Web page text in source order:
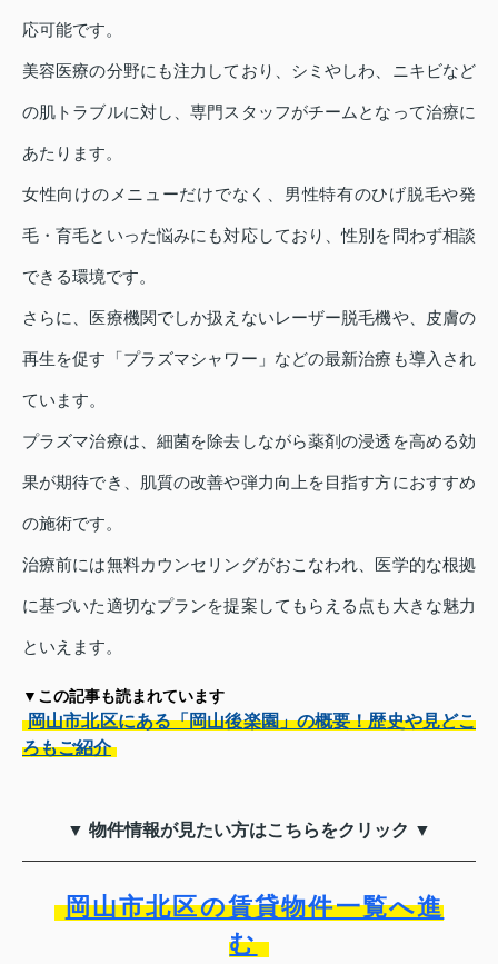
応可能です。
美容医療の分野にも注力しており、シミやしわ、ニキビなど
の肌トラブルに対し、専門スタッフがチームとなって治療に
あたります。
女性向けのメニューだけでなく、男性特有のひげ脱毛や発
毛・育毛といった悩みにも対応しており、性別を問わず相談
できる環境です。
さらに、医療機関でしか扱えないレーザー脱毛機や、皮膚の
再生を促す「プラズマシャワー」などの最新治療も導入され
ています。
プラズマ治療は、細菌を除去しながら薬剤の浸透を高める効
果が期待でき、肌質の改善や弾力向上を目指す方におすすめ
の施術です。
治療前には無料カウンセリングがおこなわれ、医学的な根拠
に基づいた適切なプランを提案してもらえる点も大きな魅力
といえます。
▼この記事も読まれています
岡山市北区にある「岡山後楽園」の概要！歴史や見どこ
ろもご紹介
▼ 物件情報が見たい方はこちらをクリック ▼
岡山市北区の賃貸物件一覧へ進
む